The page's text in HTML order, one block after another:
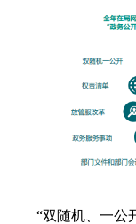
“双随机、一公开